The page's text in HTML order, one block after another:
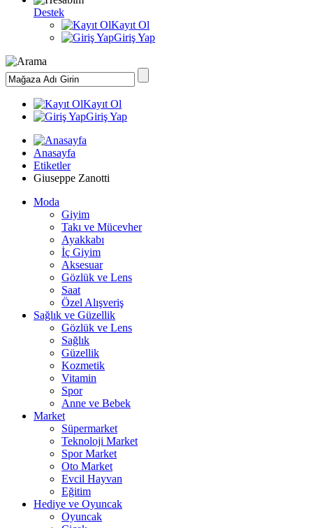
Destek
Kayıt Ol
Giriş Yap
Kayıt Ol
Giriş Yap
Anasayfa
Etiketler
Giuseppe Zanotti
Moda
Giyim
Takı ve Mücevher
Ayakkabı
İç Giyim
Aksesuar
Gözlük ve Lens
Saat
Özel Alışveriş
Sağlık ve Güzellik
Gözlük ve Lens
Sağlık
Güzellik
Kozmetik
Vitamin
Spor
Anne ve Bebek
Market
Süpermarket
Teknoloji Market
Spor Market
Oto Market
Evcil Hayvan
Eğitim
Hediye ve Oyuncak
Oyuncak